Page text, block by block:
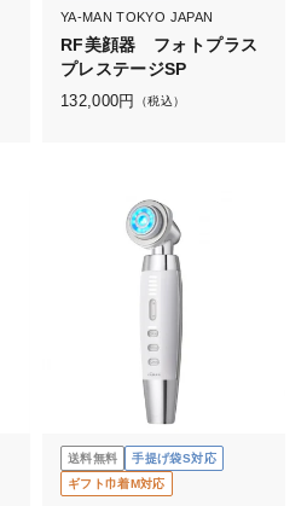
YA-MAN TOKYO JAPAN
RF美顔器 フォトプラス
プレステージSP
132,000円 （税込）
送料無料
手提げ袋S対応
ギフト巾着M対応